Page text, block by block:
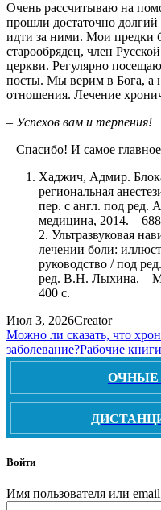
Очень рассчитываю на
прошли достаточно
идти за ними. Мои предки
старообрядец, член
церкви. Регулярно
посты. Мы верим в Бога, а
отношения. Лечение
– Успехов вам и терпения!
– Спасибо! И самое
Хаджич, Адмир.
региональная
пер. с англ. под
медицина, 2014. –
2. Ультразвуковая
лечении боли:
руководство / под
ред. В.Н. Лыхина. –
400 с.
Июл 3, 2026Creator
Можно ли сказать, что
заболевание?Рабочие
ОЧНЫЕ
Войти
Имя пользователя или email